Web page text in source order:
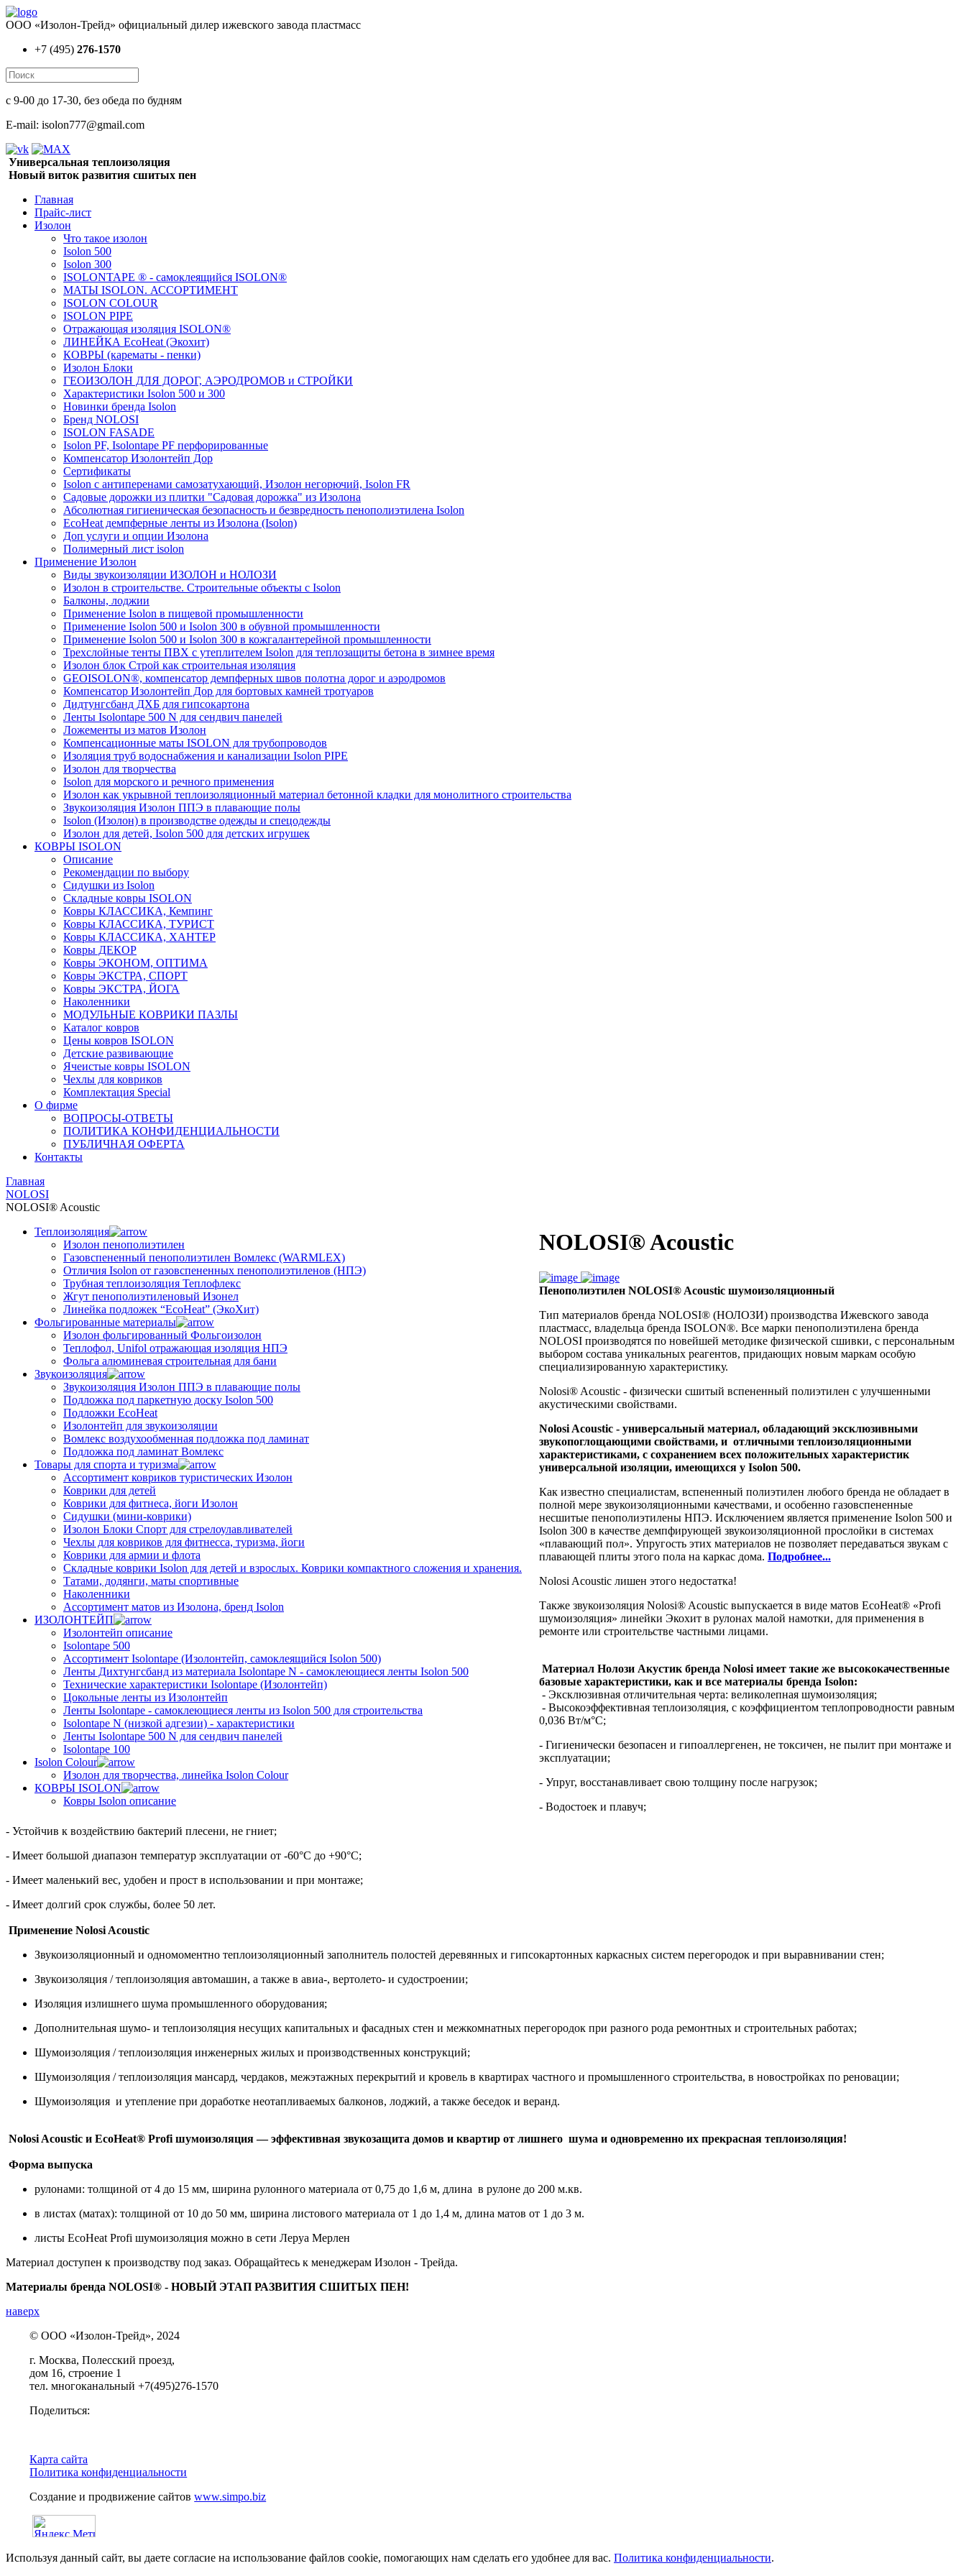
ООО «Изолон-Трейд» официальный дилер ижевского завода пластмасс
+7 (495) 276-1570
с 9-00 до 17-30, без обеда по будням
E-mail: isolon777@gmail.com
Универсальная теплоизоляция
Новый виток развития сшитых пен
Главная
Прайс-лист
Изолон
Что такое изолон
Isolon 500
Isolon 300
ISOLONTAPE ® - самоклеящийся ISOLON®
МАТЫ ISOLON. АССОРТИМЕНТ
ISOLON COLOUR
ISOLON PIPE
Отражающая изоляция ISOLON®
ЛИНЕЙКА EcoHeat (Экохит)
КОВРЫ (карематы - пенки)
Изолон Блоки
ГЕОИЗОЛОН ДЛЯ ДОРОГ, АЭРОДРОМОВ и СТРОЙКИ
Характеристики Isolon 500 и 300
Новинки бренда Isolon
Бренд NOLOSI
ISOLON FASADE
Isolon PF, Isolontape PF перфорированные
Компенсатор Изолонтейп Дор
Сертификаты
Isolon с антиперенами самозатухающий, Изолон негорючий, Isolon FR
Садовые дорожки из плитки "Садовая дорожка" из Изолона
Абсолютная гигиеническая безопасность и безвредность пенополиэтилена Isolon
EcoHeat демпферные ленты из Изолона (Isolon)
Доп услуги и опции Изолона
Полимерный лист isolon
Применение Изолон
Виды звукоизоляции ИЗОЛОН и НОЛОЗИ
Изолон в строительстве. Строительные объекты с Isolon
Балконы, лоджии
Применение Isolon в пищевой промышленности
Применение Isolon 500 и Isolon 300 в обувной промышленности
Применение Isolon 500 и Isolon 300 в кожгалантерейной промышленности
Трехслойные тенты ПВХ с утеплителем Isolon для теплозащиты бетона в зимнее время
Изолон блок Строй как строительная изоляция
GEOISOLON®, компенсатор демпферных швов полотна дорог и аэродромов
Компенсатор Изолонтейп Дор для бортовых камней тротуаров
Дидтунгсбанд ДХБ для гипсокартона
Ленты Isolontape 500 N для сендвич панелей
Ложементы из матов Изолон
Компенсационные маты ISOLON для трубопроводов
Изоляция труб водоснабжения и канализации Isolon PIPE
Изолон для творчества
Isolon для морского и речного применения
Изолон как укрывной теплоизоляционный материал бетонной кладки для монолитного строительства
Звукоизоляция Изолон ППЭ в плавающие полы
Isolon (Изолон) в производстве одежды и спецодежды
Изолон для детей, Isolon 500 для детских игрушек
КОВРЫ ISOLON
Описание
Рекомендации по выбору
Сидушки из Isolon
Складные ковры ISOLON
Ковры КЛАССИКА, Кемпинг
Ковры КЛАССИКА, ТУРИСТ
Ковры КЛАССИКА, ХАНТЕР
Ковры ДЕКОР
Ковры ЭКОНОМ, ОПТИМА
Ковры ЭКСТРА, СПОРТ
Ковры ЭКСТРА, ЙОГА
Наколенники
МОДУЛЬНЫЕ КОВРИКИ ПАЗЛЫ
Каталог ковров
Цены ковров ISOLON
Детские развивающие
Ячеистые ковры ISOLON
Чехлы для ковриков
Комплектация Special
О фирме
ВОПРОСЫ-ОТВЕТЫ
ПОЛИТИКА КОНФИДЕНЦИАЛЬНОСТИ
ПУБЛИЧНАЯ ОФЕРТА
Контакты
Главная
NOLOSI
NOLOSI® Acoustic
Теплоизоляция
Изолон пенополиэтилен
Газовспененный пенополиэтилен Вомлекс (WARMLEX)
Отличия Isolon от газовспененных пенополиэтиленов (НПЭ)
Трубная теплоизоляция Теплофлекс
Жгут пенополиэтиленовый Изонел
Линейка подложек “EcoHeat” (ЭкоХит)
Фольгированные материалы
Изолон фольгированный Фольгоизолон
Теплофол, Unifol отражающая изоляция НПЭ
Фольга алюминевая строительная для бани
Звукоизоляция
Звукоизоляция Изолон ППЭ в плавающие полы
Подложка под паркетную доску Isolon 500
Подложки EcoHeat
Изолонтейп для звукоизоляции
Вомлекс воздухообменная подложка под ламинат
Подложка под ламинат Вомлекс
Товары для спорта и туризма
Ассортимент ковриков туристических Изолон
Коврики для детей
Коврики для фитнеса, йоги Изолон
Сидушки (мини-коврики)
Изолон Блоки Спорт для стрелоулавливателей
Чехлы для ковриков для фитнесса, туризма, йоги
Коврики для армии и флота
Складные коврики Isolon для детей и взрослых. Коврики компактного сложения и хранения.
Татами, додянги, маты спортивные
Наколенники
Ассортимент матов из Изолона, бренд Isolon
ИЗОЛОНТЕЙП
Изолонтейп описание
Isolontape 500
Ассортимент Isolontape (Изолонтейп, самоклеящийся Isolon 500)
Ленты Дихтунгсбанд из материала Isolontape N - самоклеющиеся ленты Isolon 500
Технические характеристики Isolontape (Изолонтейп)
Цокольные ленты из Изолонтейп
Ленты Isolontape - самоклеющиеся ленты из Isolon 500 для строительства
Isolontape N (низкой адгезии) - характеристики
Ленты Isolontape 500 N для сендвич панелей
Isolontape 100
Isolon Colour
Изолон для творчества, линейка Isolon Colour
КОВРЫ ISOLON
Ковры Isolon описание
NOLOSI® Acoustic
Пенополиэтилен NOLOSI® Acoustic шумоизоляционный
Тип материалов бренда NOLOSI® (НОЛОЗИ) производства Ижевского завода
пластмасс, владельца бренда ISOLON®. Все марки пенополиэтилена бренда
NOLOSI производятся по новейшей методике физической сшивки, с персональным
выбором состава уникальных реагентов, придающих новым маркам особую
специализированную характеристику.
Nolosi® Acoustic - физически сшитый вспененный полиэтилен с улучшенными
акустическими свойствами.
Nolosi Acoustic - универсальный материал, обладающий эксклюзивными
звукопоглощающими свойствами, и отличными теплоизоляционными
характеристиками, с сохранением всех положительных характеристик
универсальной изоляции, имеющихся у Isolon 500.
Как известно специалистам, вспененный полиэтилен любого бренда не обладает в
полной мере звукоизоляционными качествами, и особенно газовспененные
несшитые пенополиэтилены НПЭ. Исключением является применение Isolon 500 и
Isolon 300 в качестве демпфирующей звукоизоляционной прослойки в системах
«плавающий пол». Упругость этих материалов не позволяет передаваться звукам с
плавающей плиты этого пола на каркас дома. Подробнее...
Nolosi Acoustic лишен этого недостатка!
Также звукоизоляция Nolosi® Acoustic выпускается в виде матов EcoHeat® «Profi
шумоизоляция» линейки Экохит в рулонах малой намотки, для применения в
ремонте или строительстве частными лицами.
Материал Нолози Акустик бренда Nolosi имеет такие же высококачественные
базовые характеристики, как и все материалы бренда Isolon:
- Эксклюзивная отличительная черта: великолепная шумоизоляция;
- Высокоэффективная теплоизоляция, с коэффициентом теплопроводности равным
0,036 Вт/м°С;
- Гигиенически безопасен и гипоаллергенен, не токсичен, не пылит при монтаже и
эксплуатации;
- Упруг, восстанавливает свою толщину после нагрузок;
- Водостоек и плавуч;
- Устойчив к воздействию бактерий плесени, не гниет;
- Имеет большой диапазон температур эксплуатации от -60°С до +90°С;
- Имеет маленький вес, удобен и прост в использовании и при монтаже;
- Имеет долгий срок службы, более 50 лет.
Применение Nolosi Acoustic
Звукоизоляционный и одномоментно теплоизоляционный заполнитель полостей деревянных и гипсокартонных каркасных систем перегородок и при выравнивании стен;
Звукоизоляция / теплоизоляция автомашин, а также в авиа-, вертолето- и судостроении;
Изоляция излишнего шума промышленного оборудования;
Дополнительная шумо- и теплоизоляция несущих капитальных и фасадных стен и межкомнатных перегородок при разного рода ремонтных и строительных работах;
Шумоизоляция / теплоизоляция инженерных жилых и производственных конструкций;
Шумоизоляция / теплоизоляция мансард, чердаков, межэтажных перекрытий и кровель в квартирах частного и промышленного строительства, в новостройках по реновации;
Шумоизоляция и утепление при доработке неотапливаемых балконов, лоджий, а также беседок и веранд.
Nolosi Acoustic и EcoHeat® Profi шумоизоляция— эффективная звукозащита домов и квартир от лишнего шума и одновременно их прекрасная теплоизоляция!
Форма выпуска
рулонами: толщиной от 4 до 15 мм, ширина рулонного материала от 0,75 до 1,6 м, длина в рулоне до 200 м.кв.
в листах (матах): толщиной от 10 до 50 мм, ширина листового материала от 1 до 1,4 м, длина матов от 1 до 3 м.
листы EcoHeat Profi шумоизоляция можно в сети Леруа Мерлен
Материал доступен к производству под заказ. Обращайтесь к менеджерам Изолон - Трейда.
Материалы бренда NOLOSI® - НОВЫЙ ЭТАП РАЗВИТИЯ СШИТЫХ ПЕН!
наверх
© ООО «Изолон-Трейд», 2024
г. Москва, Полесский проезд,
дом 16, строение 1
тел. многоканальный +7(495)276-1570
Поделиться:
Карта сайта
Политика конфиденциальности
Создание и продвижение сайтовwww.simpo.biz
Используя данный сайт, вы даете согласие на использование файлов cookie, помогающих нам сделать его удобнее для вас. Политика конфиденциальности.